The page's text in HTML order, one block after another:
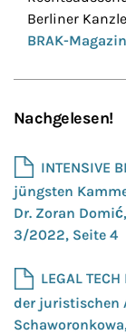
Berliner
BRAK-
Nachgelesen!
INTENSIVE
jüngsten
Dr. Zoran
3/2022, Seite 4
LEGAL
der juristischen